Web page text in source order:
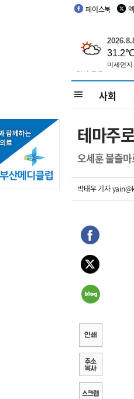
페이스북
사회
테마주
오세훈 불출
박태우 기자